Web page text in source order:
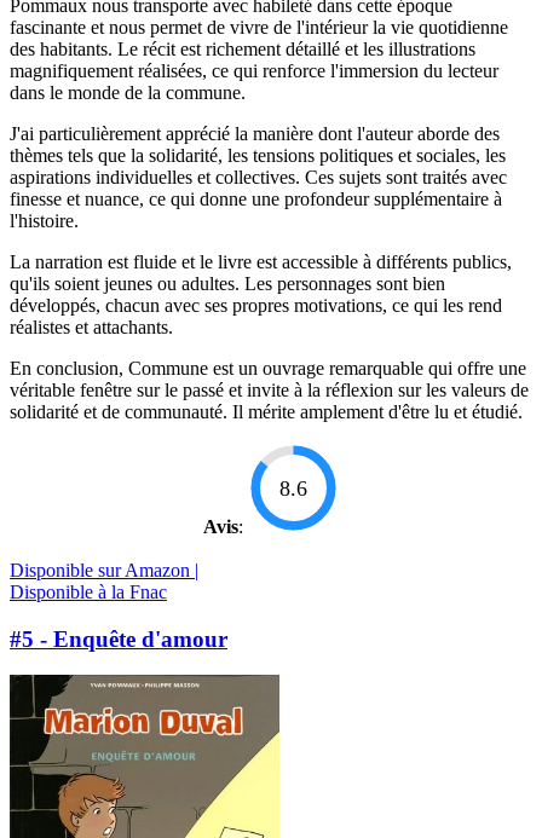
Pommaux nous transporte avec habileté dans cette époque
fascinante et nous permet de vivre de l'intérieur la vie quotidienne
des habitants. Le récit est richement détaillé et les illustrations
magnifiquement réalisées, ce qui renforce l'immersion du lecteur
dans le monde de la commune.
J'ai particulièrement apprécié la manière dont l'auteur aborde des
thèmes tels que la solidarité, les tensions politiques et sociales, les
aspirations individuelles et collectives. Ces sujets sont traités avec
finesse et nuance, ce qui donne une profondeur supplémentaire à
l'histoire.
La narration est fluide et le livre est accessible à différents publics,
qu'ils soient jeunes ou adultes. Les personnages sont bien
développés, chacun avec ses propres motivations, ce qui les rend
réalistes et attachants.
En conclusion, Commune est un ouvrage remarquable qui offre une
véritable fenêtre sur le passé et invite à la réflexion sur les valeurs de
solidarité et de communauté. Il mérite amplement d'être lu et étudié.
Avis:
8.6
Disponible sur Amazon |
Disponible à la Fnac
#5 - Enquête d'amour